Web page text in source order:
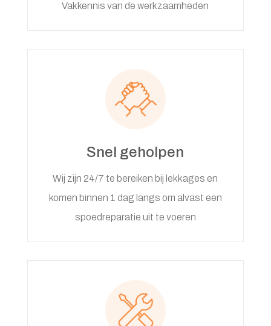
Vakkennis van de werkzaamheden
Snel geholpen
Wij zijn 24/7 te bereiken bij lekkages en
komen binnen 1 dag langs om alvast een
spoedreparatie uit te voeren